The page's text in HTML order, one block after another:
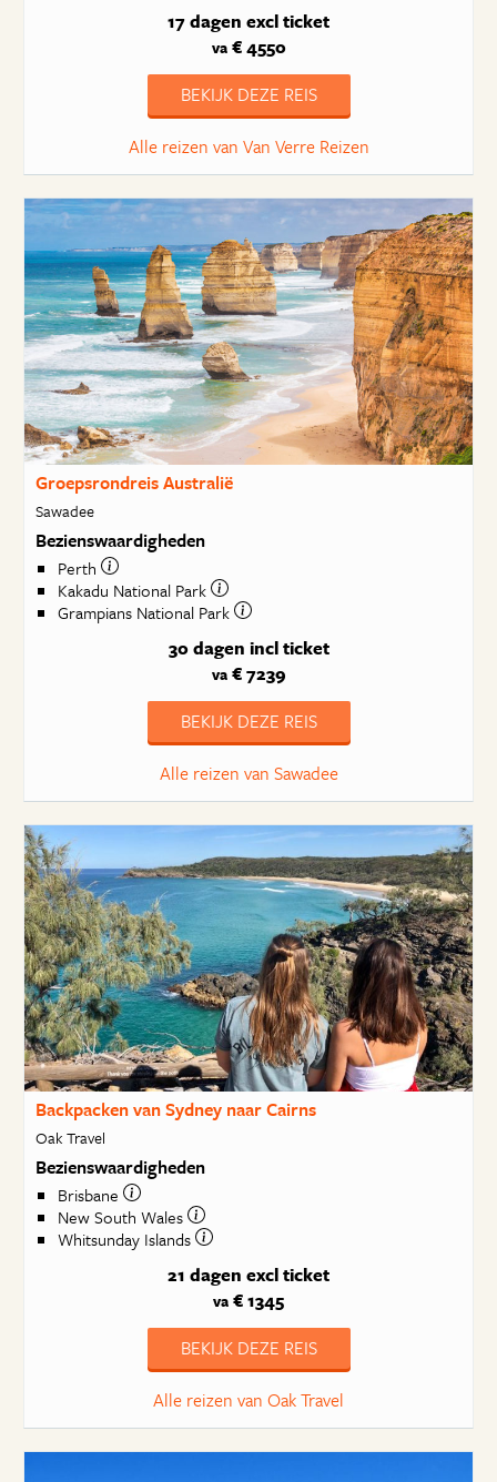
17 dagen excl ticket
va€ 4550
BEKIJK DEZE REIS
Alle reizen van Van Verre Reizen
Groepsrondreis Australië
Sawadee
Bezienswaardigheden
Perth
Kakadu National Park
Grampians National Park
30 dagen incl ticket
va€ 7239
BEKIJK DEZE REIS
Alle reizen van Sawadee
Backpacken van Sydney naar Cairns
Oak Travel
Bezienswaardigheden
Brisbane
New South Wales
Whitsunday Islands
21 dagen excl ticket
va € 1345
BEKIJK DEZE REIS
Alle reizen van Oak Travel